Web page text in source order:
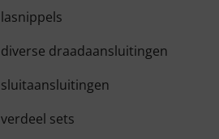
lasnippels
diverse draadaansluitingen
verdeel sets